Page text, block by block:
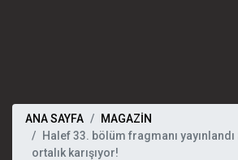
ANA SAYFA
MAGAZİN
Halef 33. bölüm fragmanı
ortalık karışıyor!